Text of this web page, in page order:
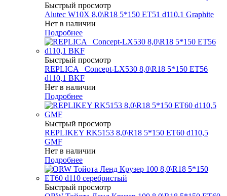
Быстрый просмотр
Alutec W10X 8,0\R18 5*150 ET51 d110,1 Graphite
Нет в наличии
Подробнее
Быстрый просмотр
REPLICA _Concept-LX530 8,0\R18 5*150 ET56
d110,1 BKF
Нет в наличии
Подробнее
Быстрый просмотр
REPLIKEY RK5153 8,0\R18 5*150 ET60 d110,5
GMF
Нет в наличии
Подробнее
Быстрый просмотр